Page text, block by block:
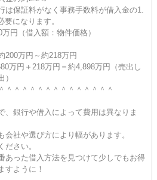
は保証料がなく事務手数料が借入金の1.
要になります。
円（借入額：物件価格）
200万円～約218万円
万円＋218万円＝約4,898万円（売出し
）
＾＾＾＾＾＾＾＾＾＾＾＾＾＾
、銀行や借入によって費用は異なりま
会社や選び方により幅があります。
ださい。
あった借入方法を見つけて少しでもお得
すように！